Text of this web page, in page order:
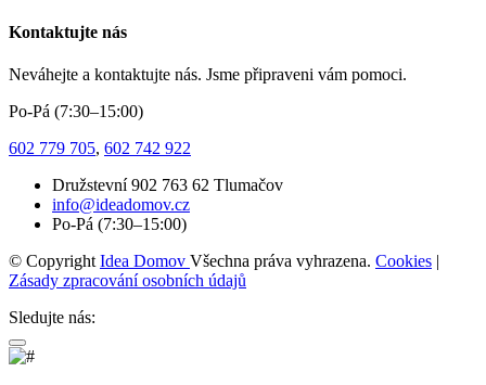
Kontaktujte nás
Neváhejte a kontaktujte nás. Jsme připraveni vám pomoci.
Po-Pá (7:30–15:00)
602 779 705, 602 742 922
Družstevní 902 763 62 Tlumačov
info@ideadomov.cz
Po-Pá (7:30–15:00)
© Copyright Idea Domov Všechna práva vyhrazena. Cookies |
Zásady zpracování osobních údajů
Sledujte nás: